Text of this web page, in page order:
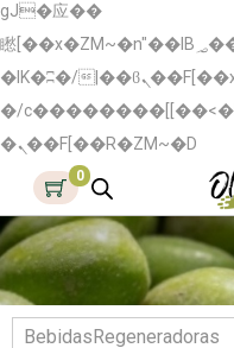
gJ�应��
矁[��x�ZM~�n"��IB؃��!'����Тѕ��+��(m�
�IK�ʭ�/|��ϐܢ��F[��x�ZMz�G�� %嬩
�/
�ܢ��F[��R�ZM~�D
0